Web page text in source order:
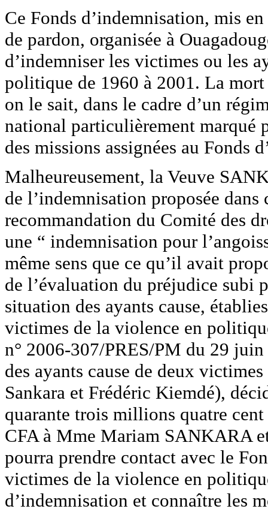
Ce Fonds d’indemnisation, mis
de pardon, organisée à
d’indemniser les victimes ou les
politique de 1960 à 2001. La
on le sait, dans le cadre d’un
national particulièrement
des missions assignées au Fonds
Malheureusement, la Veuve
de l’indemnisation proposée
recommandation du Comité des
une “ indemnisation pour
même sens que ce qu’il avait
de l’évaluation du préjudice
situation des ayants cause,
victimes de la violence en
n° 2006-307/PRES/PM du 29
des ayants cause de deux
Sankara et Frédéric Kiemdé),
quarante trois millions quatre
CFA à Mme Mariam SANKARA
pourra prendre contact avec le
victimes de la violence en
d’indemnisation et connaître les